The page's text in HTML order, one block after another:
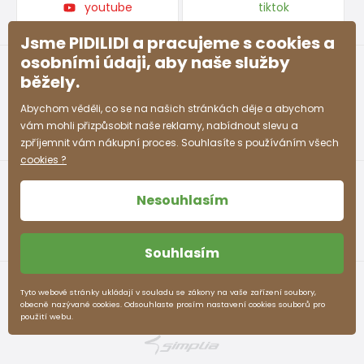
youtube tiktok
pidilidi.cz © 2026. WebdesignLitvanyi.sk.
Jsme PIDILIDI a pracujeme s cookies a
osobními údaji, aby naše služby
běžely.
Abychom věděli, co se na našich stránkách děje a abychom
vám mohli přizpůsobit naše reklamy, nabídnout slevu a
zpříjemnit vám nákupní proces. Souhlasíte s používáním všech
cookies ?
Nesouhlasím
Souhlasím
Tyto webové stránky ukládají v souladu se zákony na vaše zařízení soubory,
obecně nazývané cookies. Odsouhlaste prosím nastavení cookies souborů pro
použití webu.